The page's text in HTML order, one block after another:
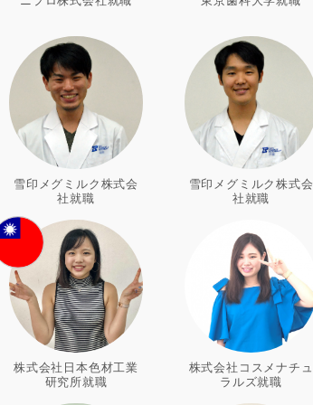
雪印メグミルク株式会
社就職
雪印メグミルク株式会
社就職
株式会社日本色材工業
研究所就職
株式会社コスメナチュ
ラルズ就職